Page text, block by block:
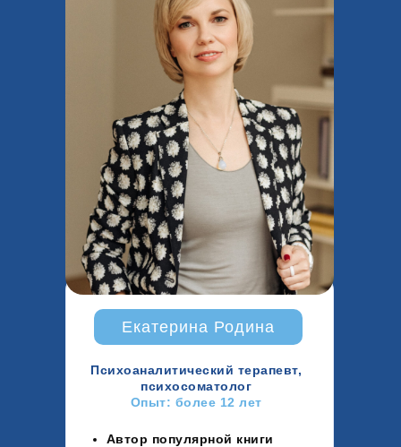
Автор популярной книги
Екатерина Родина
Психоаналитический терапевт,
психосоматолог
Опыт: более 12 лет